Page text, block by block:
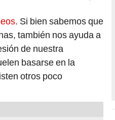
. Si bien sabemos que
también nos ayuda a
de nuestra
basarse en la
otros poco